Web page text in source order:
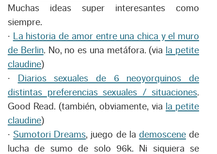
Muchas ideas super interesantes como
siempre.
·
La historia de amor entre una chica y el muro
de Berlin. No, no es una metáfora. (via la petite
claudine)
·
Diarios sexuales de 6 neoyorquinos de
distintas preferencias sexuales / situaciones.
Good Read . (también, obviamente, via la petite
claudine)
· Sumotori Dreams, juego de la demoscenede
lucha de sumo de solo 96k. Ni siquiera se